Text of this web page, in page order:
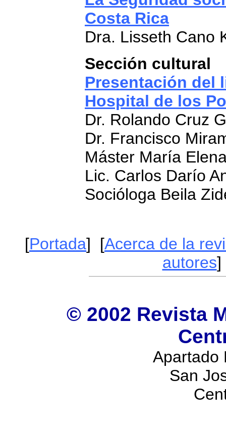
Costa Rica
Dra. Lisseth Cano
Sección cultural
Presentación del
Hospital de los
Dr. Rolando Cruz
Dr. Francisco
Máster María
Lic. Carlos Darío
Socióloga Beila
[Portada] [Acerca de la
autores
© 2002 Revista
Apartado
San